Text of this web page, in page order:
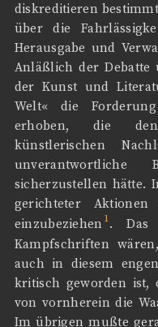
diskreditieren
über die
Herausgabe und
Anläßlich der
der Kunst und
Welt« die
erhoben, die
künstlerischen
unverantwortliche
sicherzustellen hätte.
gerichteter
einzubeziehen 1. Das
Kampfschriften
auch in diesem
kritisch geworden ist,
von vornherein die
Im übrigen mußte